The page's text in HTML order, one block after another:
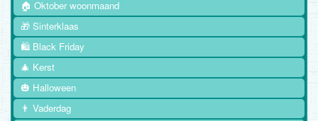
🏠 Oktober woonmaand
🎁 Sinterklaas
🛍️ Black Friday
🎄 Kerst
🎃 Halloween
👨 Vaderdag